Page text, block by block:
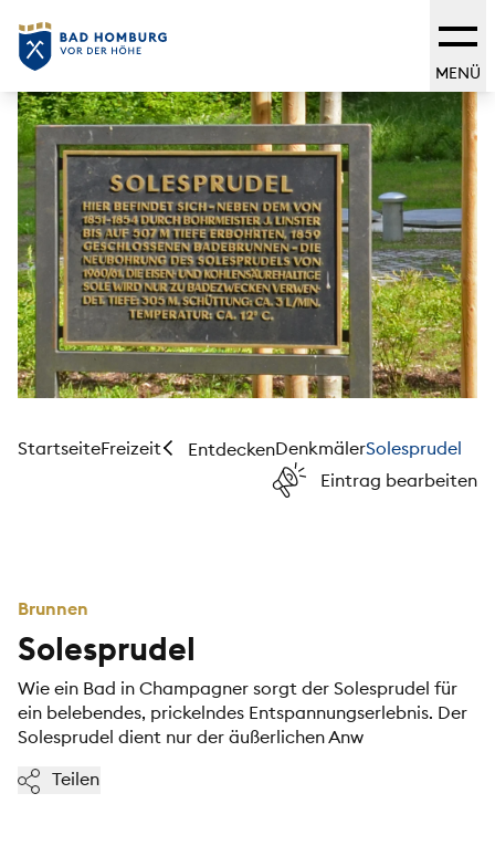
MENÜ
StartseiteFreizeit EntdeckenDenkmälerSolesprudel
Eintrag bearbeiten
Brunnen
Solesprudel
Wie ein Bad in Champagner sorgt der Solesprudel für
ein belebendes, prickelndes Entspannungserlebnis. Der
Solesprudel dient nur der äußerlichen Anw
Teilen